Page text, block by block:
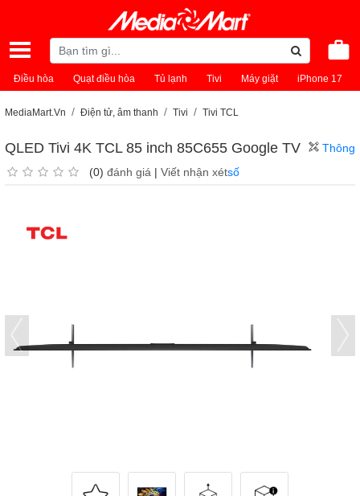
Điều hòa Quạt điều hòa Tủ lạnh Tivi Máy giặt iPhone 17
MediaMart.Vn Điện tử, âm thanh Tivi Tivi TCL
QLED Tivi 4K TCL 85 inch 85C655 Google TV
(0) đánh giá | Viết nhận xét
Thông
số